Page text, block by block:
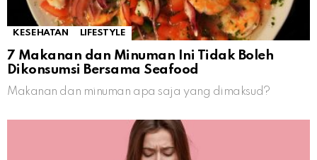
KESEHATAN LIFESTYLE
7 Makanan dan Minuman Ini Tidak Boleh
Dikonsumsi Bersama Seafood
Makanan dan minuman apa saja yang dimaksud?